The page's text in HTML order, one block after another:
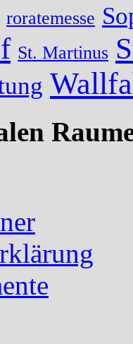
roratemesse
St. Martinus